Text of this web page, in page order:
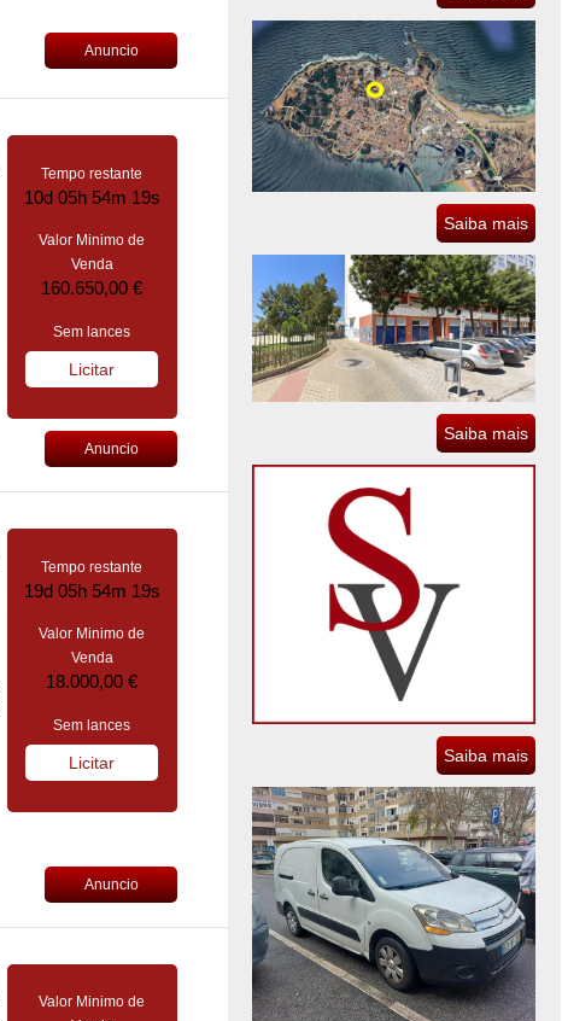
Anuncio
Tempo restante
10d 05h 54m 18s
Valor Minimo de
Venda
160.650,00 €
Sem lances
Licitar
Anuncio
Tempo restante
19d 05h 54m 18s
Valor Minimo de
Venda
18.000,00 €
Sem lances
Licitar
Anuncio
Valor Minimo de
Saiba mais
Saiba mais
Saiba mais